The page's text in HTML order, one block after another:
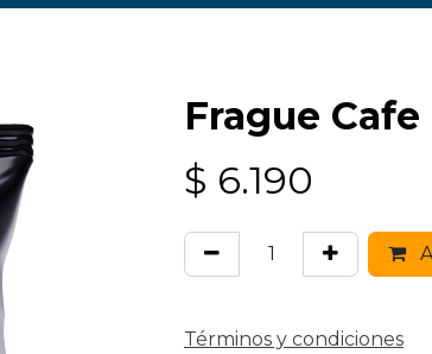
Frague
$ 6.190
Términos y condiciones